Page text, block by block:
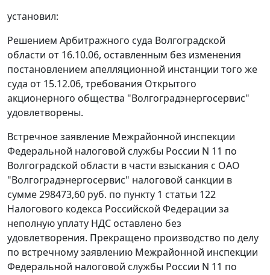
установил:
Решением Арбитражного суда Волгоградской
области от 16.10.06, оставленным без изменения
постановлением апелляционной инстанции того же
суда от 15.12.06, требования Открытого
акционерного общества "Волгоградэнергосервис"
удовлетворены.
Встречное заявление Межрайонной инспекции
Федеральной налоговой службы России N 11 по
Волгоградской области в части взыскания с ОАО
"Волгоградэнергосервис" налоговой санкции в
сумме 298473,60 руб. по пункту 1 статьи 122
Налогового кодекса Российской Федерации за
неполную уплату НДС оставлено без
удовлетворения. Прекращено производство по делу
по встречному заявлению Межрайонной инспекции
Федеральной налоговой службы России N 11 по